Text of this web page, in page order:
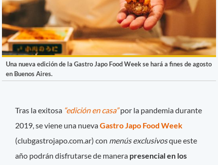
Una nueva edición de la Gastro Japo Food Week se hará a fines de agosto
en Buenos Aires.
Tras la exitosa “edición en casa”por la pandemia durante
2019, se viene una nuevaGastro Japo Food Week
(clubgastrojapo.com.ar) con menús exclusivosque este
año podrán disfrutarse de manera presencial en los